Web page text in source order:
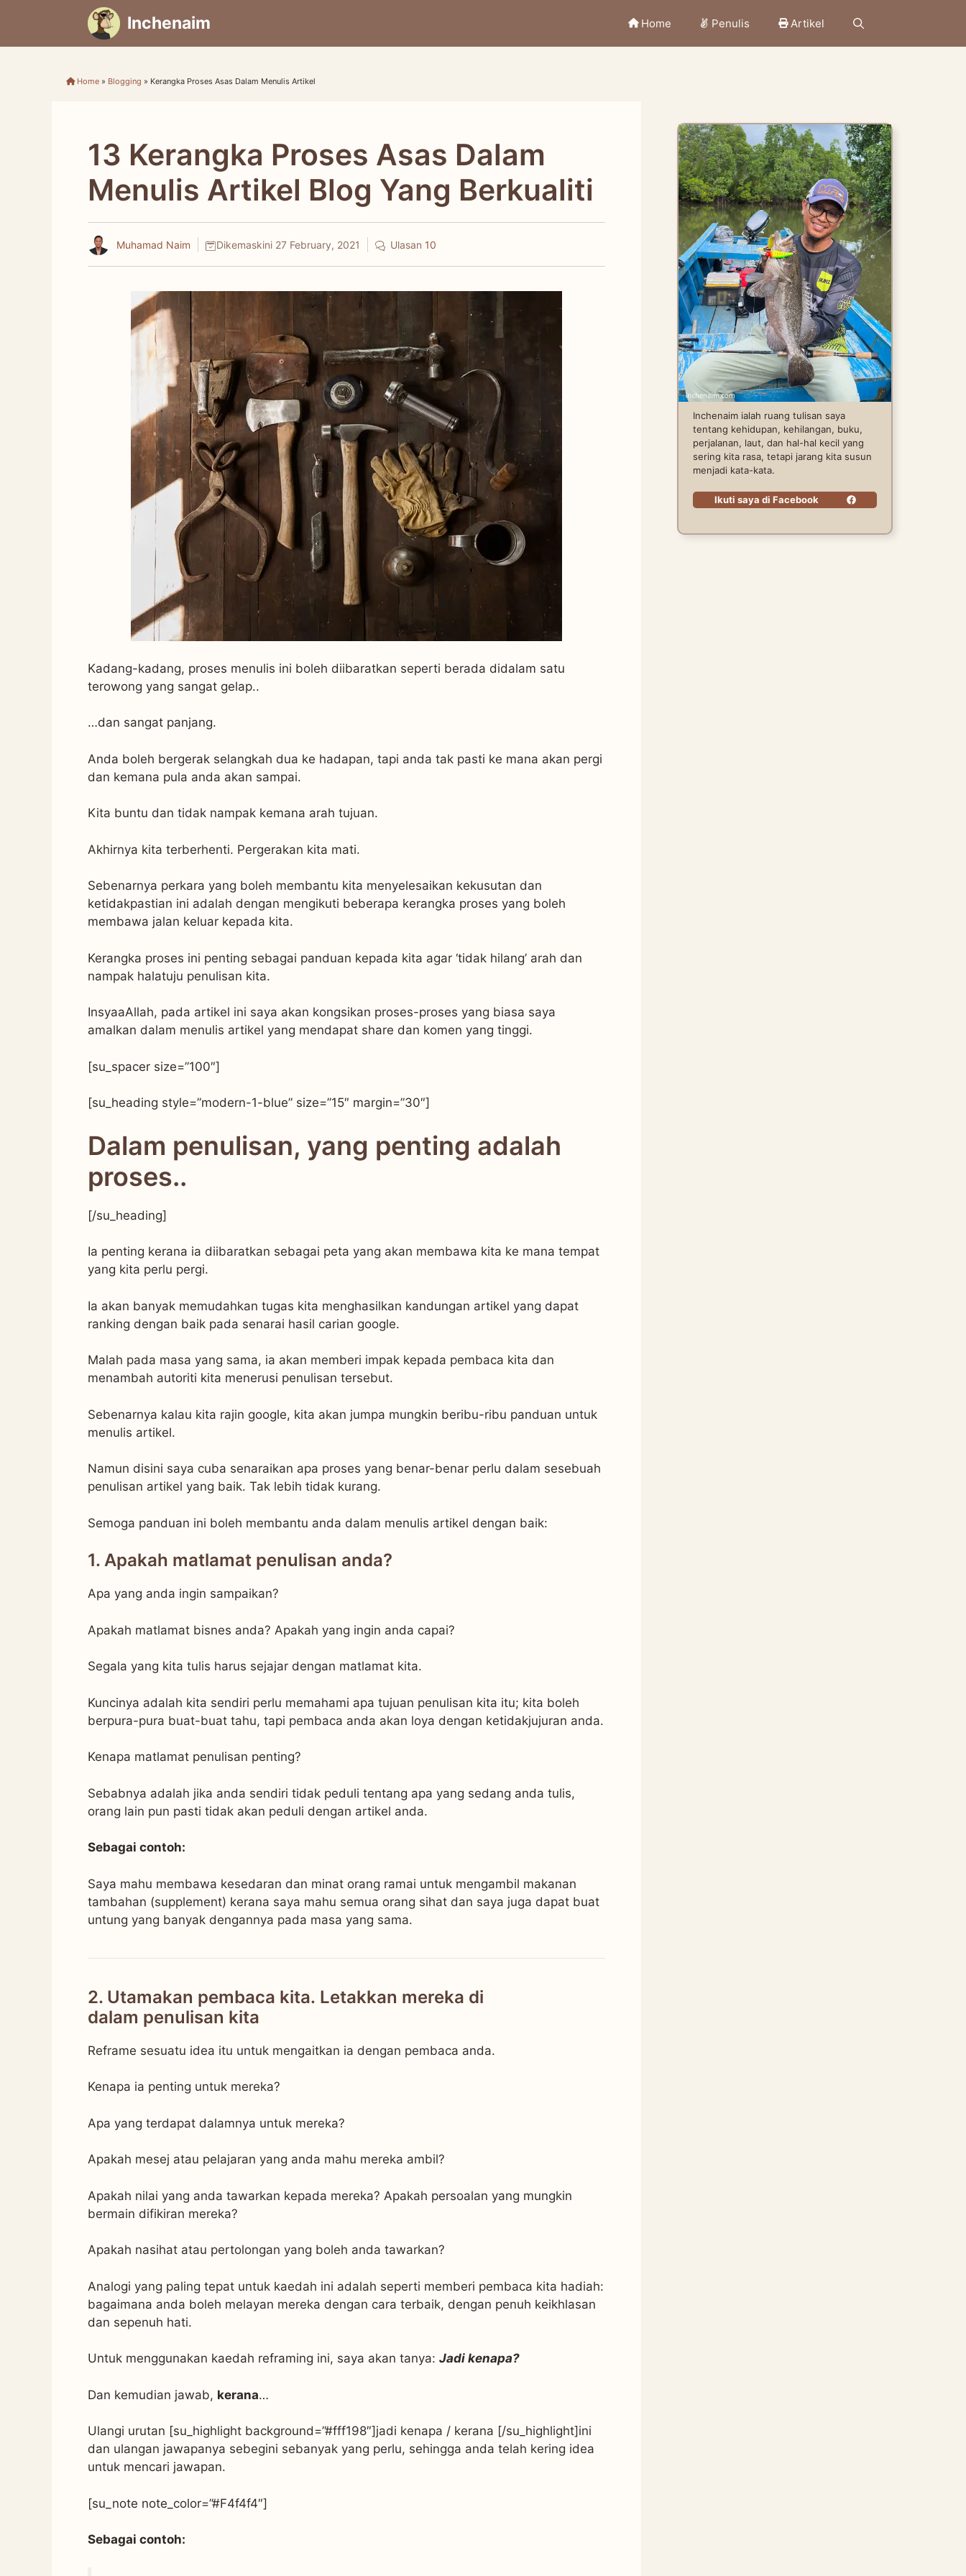
content
Inchenaim Home Penulis Artikel
Home » Blogging » Kerangka Proses Asas Dalam Menulis Artikel
13 Kerangka Proses Asas Dalam
Menulis Artikel Blog Yang Berkualiti
Muhamad Naim Dikemaskini 27 February, 2021 Ulasan 10
Kadang-kadang, proses menulis ini boleh diibaratkan seperti berada didalam satu
terowong yang sangat gelap..
…dan sangat panjang.
Anda boleh bergerak selangkah dua ke hadapan, tapi anda tak pasti ke mana akan pergi
dan kemana pula anda akan sampai.
Kita buntu dan tidak nampak kemana arah tujuan.
Akhirnya kita terberhenti. Pergerakan kita mati.
Sebenarnya perkara yang boleh membantu kita menyelesaikan kekusutan dan
ketidakpastian ini adalah dengan mengikuti beberapa kerangka proses yang boleh
membawa jalan keluar kepada kita.
Kerangka proses ini penting sebagai panduan kepada kita agar ‘tidak hilang’ arah dan
nampak halatuju penulisan kita.
InsyaaAllah, pada artikel ini saya akan kongsikan proses-proses yang biasa saya
amalkan dalam menulis artikel yang mendapat share dan komen yang tinggi.
[su_spacer size=”100″]
[su_heading style=”modern-1-blue” size=”15″ margin=”30″]
Dalam penulisan, yang penting adalah
proses..
[/su_heading]
Ia penting kerana ia diibaratkan sebagai peta yang akan membawa kita ke mana tempat
yang kita perlu pergi.
Ia akan banyak memudahkan tugas kita menghasilkan kandungan artikel yang dapat
ranking dengan baik pada senarai hasil carian google.
Malah pada masa yang sama, ia akan memberi impak kepada pembaca kita dan
menambah autoriti kita menerusi penulisan tersebut.
Sebenarnya kalau kita rajin google, kita akan jumpa mungkin beribu-ribu panduan untuk
menulis artikel.
Namun disini saya cuba senaraikan apa proses yang benar-benar perlu dalam sesebuah
penulisan artikel yang baik. Tak lebih tidak kurang.
Semoga panduan ini boleh membantu anda dalam menulis artikel dengan baik:
1. Apakah matlamat penulisan anda?
Apa yang anda ingin sampaikan?
Apakah matlamat bisnes anda? Apakah yang ingin anda capai?
Segala yang kita tulis harus sejajar dengan matlamat kita.
Kuncinya adalah kita sendiri perlu memahami apa tujuan penulisan kita itu; kita boleh
berpura-pura buat-buat tahu, tapi pembaca anda akan loya dengan ketidakjujuran anda.
Kenapa matlamat penulisan penting?
Sebabnya adalah jika anda sendiri tidak peduli tentang apa yang sedang anda tulis,
orang lain pun pasti tidak akan peduli dengan artikel anda.
Sebagai contoh:
Saya mahu membawa kesedaran dan minat orang ramai untuk mengambil makanan
tambahan (supplement) kerana saya mahu semua orang sihat dan saya juga dapat buat
untung yang banyak dengannya pada masa yang sama.
2. Utamakan pembaca kita. Letakkan mereka di
dalam penulisan kita
Reframe sesuatu idea itu untuk mengaitkan ia dengan pembaca anda.
Kenapa ia penting untuk mereka?
Apa yang terdapat dalamnya untuk mereka?
Apakah mesej atau pelajaran yang anda mahu mereka ambil?
Apakah nilai yang anda tawarkan kepada mereka? Apakah persoalan yang mungkin
bermain difikiran mereka?
Apakah nasihat atau pertolongan yang boleh anda tawarkan?
Analogi yang paling tepat untuk kaedah ini adalah seperti memberi pembaca kita hadiah:
bagaimana anda boleh melayan mereka dengan cara terbaik, dengan penuh keikhlasan
dan sepenuh hati.
Untuk menggunakan kaedah reframing ini, saya akan tanya: Jadi kenapa?
Dan kemudian jawab, kerana…
Ulangi urutan [su_highlight background=”#fff198″]jadi kenapa / kerana [/su_highlight]ini
dan ulangan jawapanya sebegini sebanyak yang perlu, sehingga anda telah kering idea
untuk mencari jawapan.
[su_note note_color=”#F4f4f4″]
Sebagai contoh:
Inchenaim ialah ruang tulisan saya
tentang kehidupan, kehilangan, buku,
perjalanan, laut, dan hal-hal kecil yang
sering kita rasa, tetapi jarang kita susun
menjadi kata-kata.
Ikuti saya di Facebook